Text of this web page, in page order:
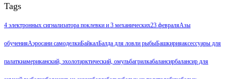
Tags
4 электронных сигнализатора поклевки и 3 механических23 февраляАзы
обученияАэросани самоделкиБайкалБалда для ловли рыбыБашкирияаксессуары для
палаткиамериканский, эхолотарктический, омульбагрилкабалансирбалансир для